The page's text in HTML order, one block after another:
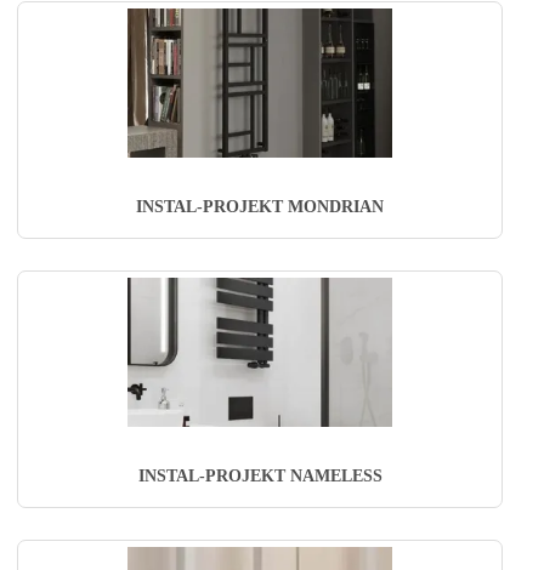
INSTAL-PROJEKT MONDRIAN
INSTAL-PROJEKT NAMELESS